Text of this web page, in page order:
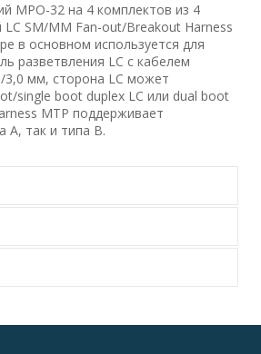
MPO-32 на 4 комплектов из 4
LC SM/MM Fan-out/Breakout Harness
в основном используется для
разветвления LC с кабелем
3,0 мм, сторона LC может
single boot duplex LC или dual boot
MTP поддерживает
A, так и типа B.